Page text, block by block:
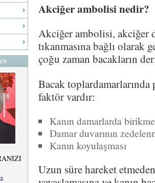
Akciğer ambolisi nedir?
Akciğer ambolisi, akciğer
tıkanmasına bağlı olarak
çoğu zaman bacakların
Bacak
faktör vardır:
Kanın damarlarda
Damar duvarının
Kanın koyulaşması
Uzun süre hareket